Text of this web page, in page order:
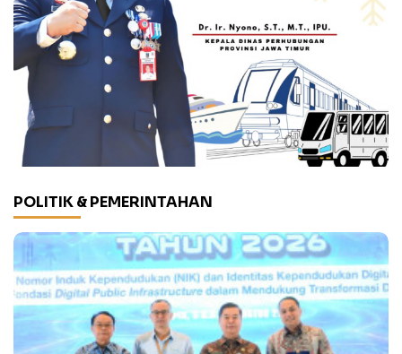
POLITIK & PEMERINTAHAN